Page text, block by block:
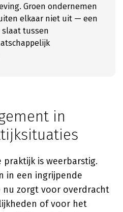
Groen ondernemen
elkaar niet uit — een
slaat tussen
in
is weerbarstig.
in een ingrijpende
zorgt voor overdracht
of voor het